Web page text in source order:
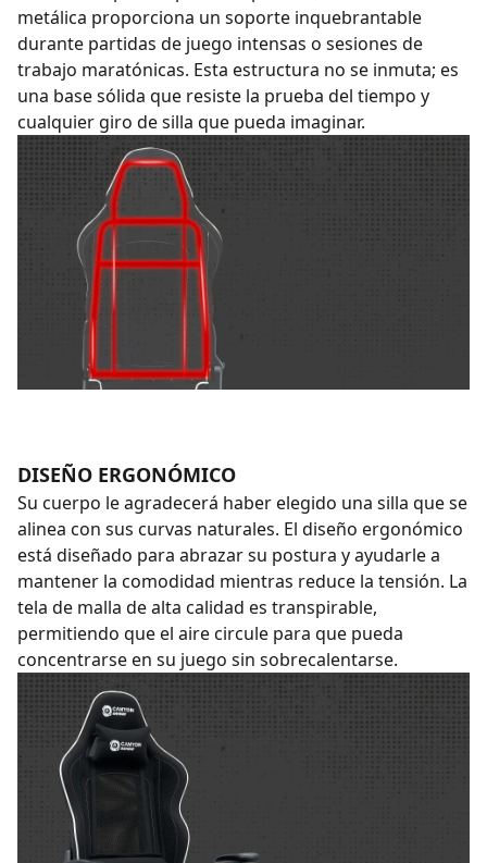
metálica proporciona un soporte inquebrantable
durante partidas de juego intensas o sesiones de
trabajo maratónicas. Esta estructura no se inmuta; es
una base sólida que resiste la prueba del tiempo y
cualquier giro de silla que pueda imaginar.
DISEÑO ERGONÓMICO
Su cuerpo le agradecerá haber elegido una silla que se
alinea con sus curvas naturales. El diseño ergonómico
está diseñado para abrazar su postura y ayudarle a
mantener la comodidad mientras reduce la tensión. La
tela de malla de alta calidad es transpirable,
permitiendo que el aire circule para que pueda
concentrarse en su juego sin sobrecalentarse.